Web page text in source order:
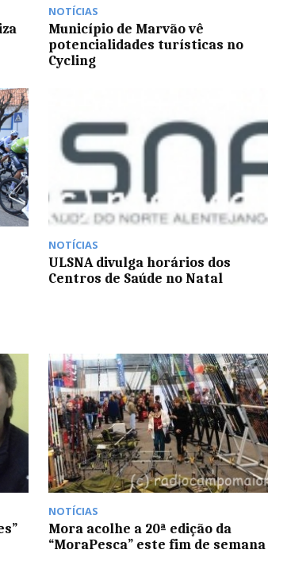
NOTÍCIAS
Município de Marvão vê
potencialidades turísticas no
Cycling
NOTÍCIAS
ULSNA divulga horários dos
Centros de Saúde no Natal
NOTÍCIAS
Mora acolhe a 20ª edição da
“MoraPesca” este fim de semana